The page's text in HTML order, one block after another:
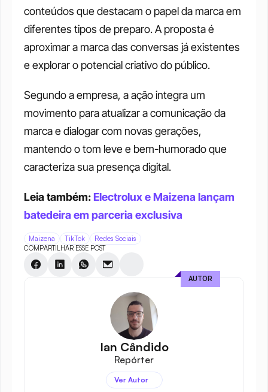
conteúdos que destacam o papel da marca em
diferentes tipos de preparo. A proposta é
aproximar a marca das conversas já existentes
e explorar o potencial criativo do público.
Segundo a empresa, a ação integra um
movimento para atualizar a comunicação da
marca e dialogar com novas gerações,
mantendo o tom leve e bem-humorado que
caracteriza sua presença digital.
Leia também: Electrolux e Maizena lançam
batedeira em parceria exclusiva
Maizena TikTok Redes Sociais
COMPARTILHAR ESSE POST
Ian Cândido
Repórter
Ver Autor
AUTOR